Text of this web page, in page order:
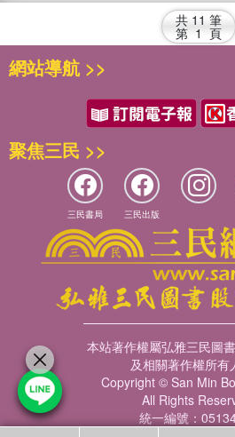
共 11 筆
第 1 頁
網站導航 >>
聚焦三民 >>
三民書局 三民出版
本站著作權屬弘雅三民圖
及相關著作權所有
Copyright © San Min
All Rights
統一編號：